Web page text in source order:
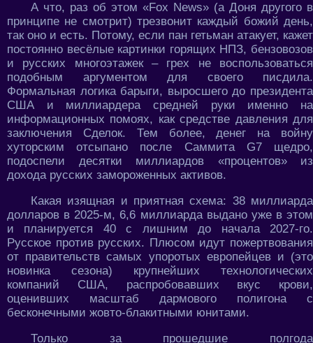
А что, раз об этом «Fox News» (а Доня другого в
принципе не смотрит) трезвонит каждый божий день,
так оно и есть. Потому, если пан гетьман атакует, кажет
постоянно весёлые картинки горящих НПЗ, бензовозов
и русских многоэтажек – грех не воспользоваться
подобным аргументом для своего писдила.
Формальная логика барыги, выросшего до президента
США и миллиардера средней руки именно на
информационных помоях, как средстве давления для
заключения Сделок. Тем более, денег на войну
хуторским отсыпано после Саммита G7 щедро,
подоспели десятки миллиардов «процентов» из
дохода русских замороженных активов.
Какая изящная и приятная схема: 38 миллиарда
долларов в 2025-м, 6,6 миллиарда выдано уже в этом
и планируется 40 с лишним до начала 2027-го.
Русское против русских. Плюсом идут пожертвования
от правительств самых упоротых европейцев и (это
новинка сезона) крупнейших технологических
компаний США, распробовавших вкус крови,
оценивших масштаб дармового полигона с
бесконечными жовто-блакитными юнитами.
Только за прошедшие полгода